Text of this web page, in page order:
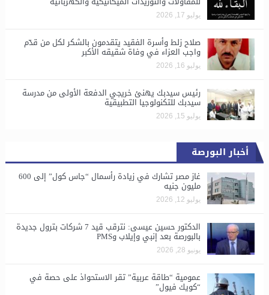
يوليو 17, 2026
صلاح زلط وأسرة الفقيد يتقدمون بالشكر لكل من قدّم
واجب العزاء في وفاة شقيقه الأكبر
يوليو 16, 2026
رئيس سيدبك يهنئ خريجي الدفعة الأولى من مدرسة
سيدبك للتكنولوجيا التطبيقية
يوليو 15, 2026
أخبار البورصة
غاز مصر تشارك في زيادة رأسمال “جاس كول” إلى 600
مليون جنيه
يوليو 12, 2026
الدكتور حسين عيسى: نترقب قيد 7 شركات بترول جديدة
بالبورصة بعد إنبي وإيلاب وPMS
يونيو 28, 2026
​عمومية “طاقة عربية” تقر الاستحواذ على حصة في
“كويك فيول”